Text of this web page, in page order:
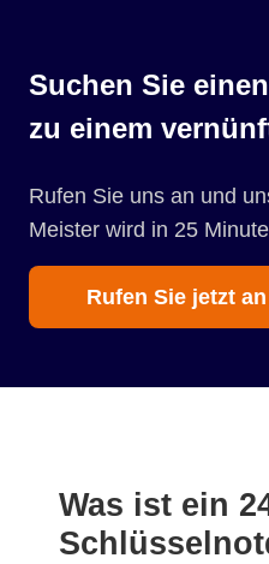
Suchen Sie
zu einem
Rufen Sie uns an und
Meister wird in 25
Rufen Sie jetzt an
Was ist ein